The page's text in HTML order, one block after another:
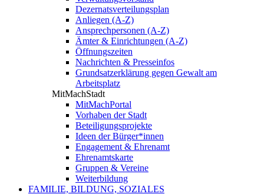
Dezernatsverteilungsplan
Anliegen (A-Z)
Ansprechpersonen (A-Z)
Ämter & Einrichtungen (A-Z)
Öffnungszeiten
Nachrichten & Presseinfos
Grundsatzerklärung gegen Gewalt am
Arbeitsplatz
MitMachStadt
MitMachPortal
Vorhaben der Stadt
Beteiligungsprojekte
Ideen der Bürger*innen
Engagement & Ehrenamt
Ehrenamtskarte
Gruppen & Vereine
Weiterbildung
FAMILIE, BILDUNG, SOZIALES